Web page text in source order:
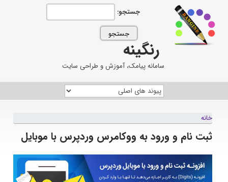
جستجو:
رنگینه
سامانه پیامک، آموزش و طراحی سایت
خانه
ثبت نام و ورود به ووکامرس وردپرس با موبایل